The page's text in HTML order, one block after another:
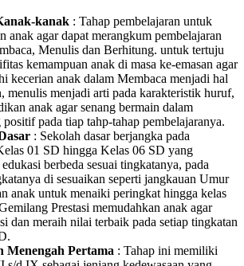
kanak : Tahap pembelajaran untuk
anak agar dapat merangkum pembelajaran
Menulis dan Berhitung. untuk tertuju
kemampuan anak di masa ke-emasan agar
kecerian anak dalam Membaca menjadi hal
menulis menjadi arti pada karakteristik huruf,
anak agar senang bermain dalam
pada tiap tahp-tahap pembelajaranya.
: Sekolah dasar berjangka pada
01 SD hingga Kelas 06 SD yang
berbeda sesuai tingkatanya, pada
di sesuaikan seperti jangkauan Umur
anak untuk menaiki peringkat hingga kelas
Prestasi memudahkan anak agar
dan meraih nilai terbaik pada setiap tingkatan
Menengah Pertama : Tahap ini memiliki